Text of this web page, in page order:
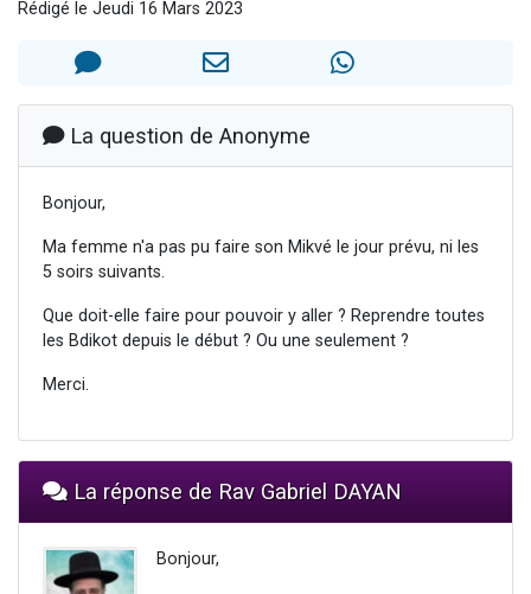
30 personnes viennent de faire un don pour Sauvez la jambe de Yohan
12 nouvelles musiques dans Torah-Box Music
29 personnes viennent de demander une bénédiction
Rédigé le Jeudi 16 Mars 2023
La question de Anonyme
Bonjour,
Ma femme n'a pas pu faire son Mikvé le jour prévu, ni les
5 soirs suivants.
Que doit-elle faire pour pouvoir y aller ? Reprendre toutes
les Bdikot depuis le début ? Ou une seulement ?
Merci.
La réponse de Rav Gabriel DAYAN
Bonjour,